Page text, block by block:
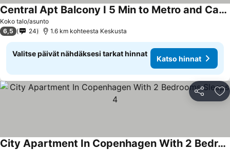
Koko talo/asunto
Central Apt Balcony I 5 Min to Metro and Canals
6,5 24 1.6 km kohteesta Keskusta
Valitse päivät nähdäksesi tarkat hinnat
Katso hinnat
Jaa
City Apartment In Copenhagen With 2 Bedrooms Sleeps 4